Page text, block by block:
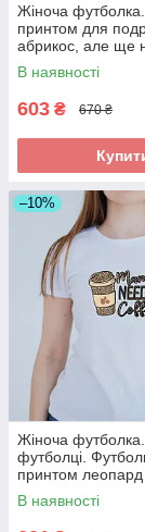
Жіноча
принтом для
абрикос, але ще
В наявності
603 ₴ 670 ₴
–10%
Жіноча
футболці.
принтом леопард
В наявності